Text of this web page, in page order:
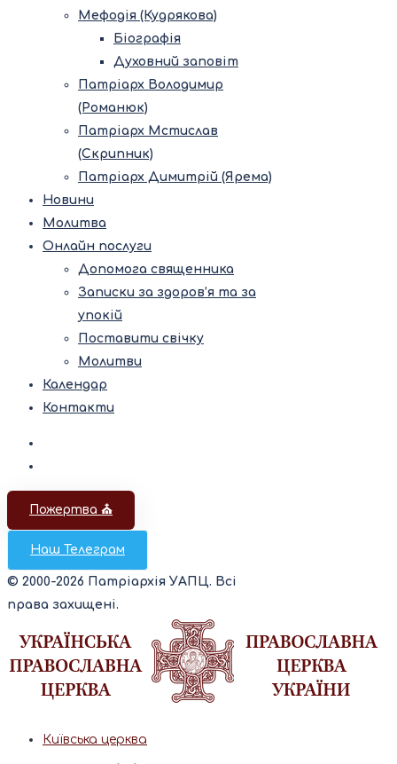
Мефодія (Кудрякова)
Біографія
Духовний заповіт
Патріарх Володимир
(Романюк)
Патріарх Мстислав
(Скрипник)
Патріарх Димитрій (Ярема)
Новини
Молитва
Онлайн послуги
Допомога священника
Записки за здоров’я та за
упокій
Поставити свічку
Молитви
Календар
Контакти
Пожертва ⛪️
Наш Телеграм
© 2000-2026 Патріархія УАПЦ. Всі
права захищені.
Київська церква